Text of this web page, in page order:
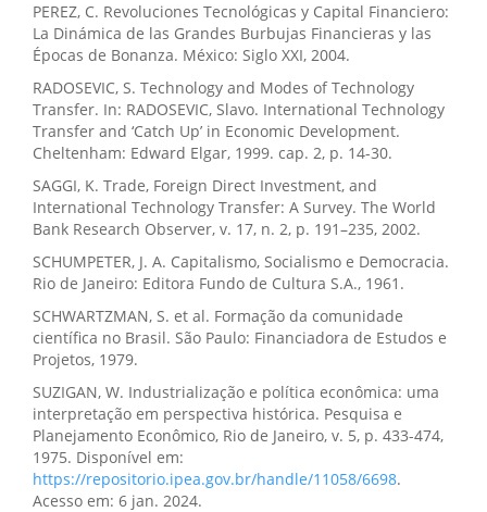
PEREZ, C. Revoluciones Tecnológicas y Capital Financiero:
La Dinámica de las Grandes Burbujas Financieras y las
Épocas de Bonanza. México: Siglo XXI, 2004.
RADOSEVIC, S. Technology and Modes of Technology
Transfer. In: RADOSEVIC, Slavo. International Technology
Transfer and ‘Catch Up’ in Economic Development.
Cheltenham: Edward Elgar, 1999. cap. 2, p. 14-30.
SAGGI, K. Trade, Foreign Direct Investment, and
International Technology Transfer: A Survey. The World
Bank Research Observer, v. 17, n. 2, p. 191–235, 2002.
SCHUMPETER, J. A. Capitalismo, Socialismo e Democracia.
Rio de Janeiro: Editora Fundo de Cultura S.A., 1961.
SCHWARTZMAN, S. et al. Formação da comunidade
científica no Brasil. São Paulo: Financiadora de Estudos e
Projetos, 1979.
SUZIGAN, W. Industrialização e política econômica: uma
interpretação em perspectiva histórica. Pesquisa e
Planejamento Econômico, Rio de Janeiro, v. 5, p. 433-474,
1975. Disponível em:
https://repositorio.ipea.gov.br/handle/11058/6698.
Acesso em: 6 jan. 2024.